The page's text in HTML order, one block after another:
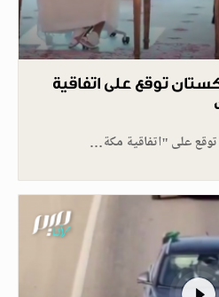
توقع على اتفاقية
توقع على "اتفاقية مكة…